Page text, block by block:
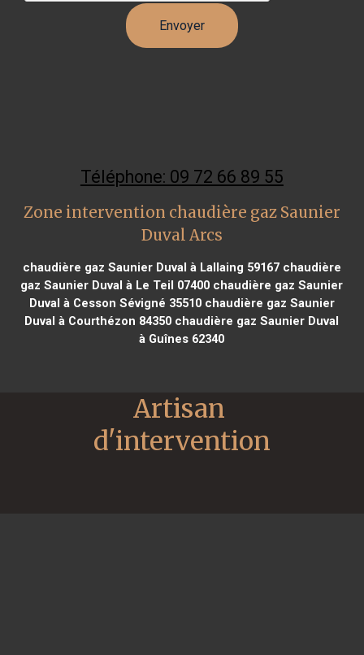
Téléphone: 09 72 66 89 55
Zone intervention chaudière gaz Saunier
Duval Arcs
chaudière gaz Saunier Duval à Lallaing 59167chaudière
gaz Saunier Duval à Le Teil 07400 chaudière gaz Saunier
Duval à Cesson Sévigné 35510chaudière gaz Saunier
Duval à Courthézon 84350 chaudière gaz Saunier Duval
à Guînes 62340
Artisan
d'intervention